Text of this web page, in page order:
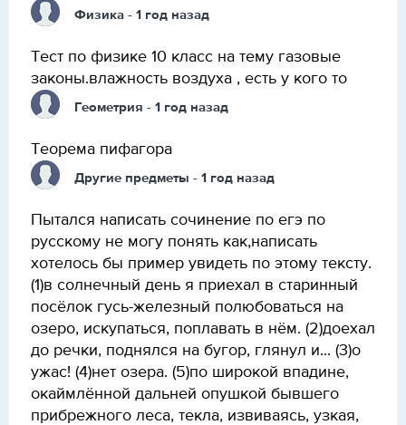
Физика - 1 год назад
Тест по физике 10 класс на тему газовые
законы.влажность воздуха , есть у кого то
Геометрия - 1 год назад
Теорема пифагора
Другие предметы - 1 год назад
Пытался написать сочинение по егэ по
русскому не могу понять как,написать
хотелось бы пример увидеть по этому тексту.
(1)в солнечный день я приехал в старинный
посёлок гусь-железный полюбоваться на
озеро, искупаться, поплавать в нём. (2)доехал
до речки, поднялся на бугор, глянул и... (3)о
ужас! (4)нет озера. (5)по широкой впадине,
окаймлённой дальней опушкой бывшего
прибрежного леса, текла, извиваясь, узкая,